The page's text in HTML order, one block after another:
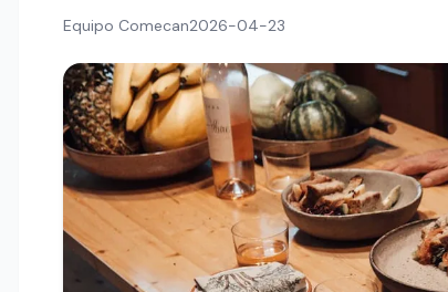
Equipo Comecan2026-04-23